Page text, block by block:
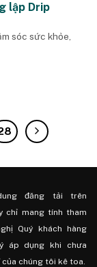
lập Drip
sóc sức khỏe,
đăng tải trên
chỉ mang tính tham
Quý khách hàng
áp dụng khi chưa
chúng tôi kê toa.